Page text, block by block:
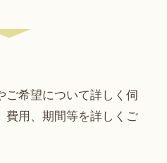
ご希望について詳しく伺
費用、期間等を詳しくご